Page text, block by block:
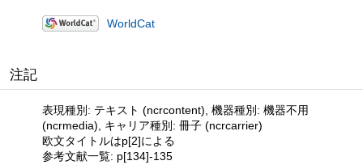
WorldCat
注記
表現種別: テキスト (ncrcontent), 機器種別: 機器不用
(ncrmedia), キャリア種別: 冊子 (ncrcarrier)
欧文タイトルはp[2]による
参考文献一覧: p[134]-135